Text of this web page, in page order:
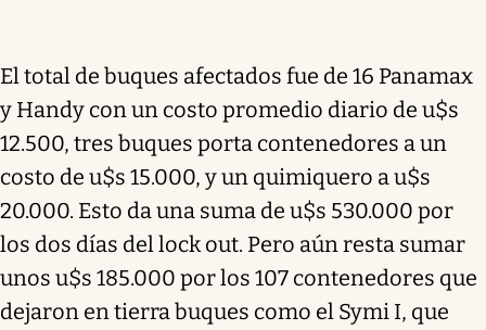
El total de buques afectados fue de 16 Panamax
y Handy con un costo promedio diario de u$s
12.500, tres buques porta contenedores a un
costo de u$s 15.000, y un quimiquero a u$s
20.000. Esto da una suma de u$s 530.000 por
los dos días del lock out. Pero aún resta sumar
unos u$s 185.000 por los 107 contenedores que
dejaron en tierra buques como el Symi I, que